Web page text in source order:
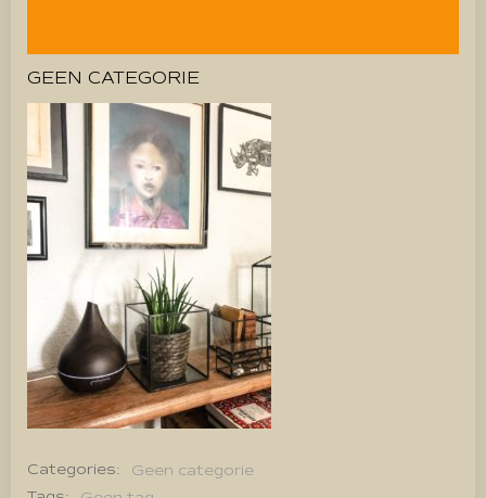
GEEN CATEGORIE
Categories:
Geen categorie